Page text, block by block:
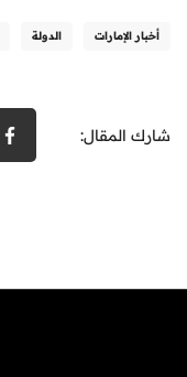
أخبار الإمارات الدولة
شارك المقال: